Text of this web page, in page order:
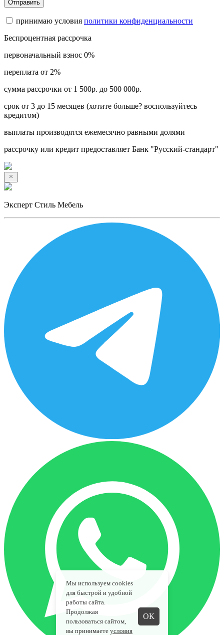
Отправить
принимаю условия политики конфиденциальности
Беспроцентная рассрочка
первоначальный взнос 0%
переплата от 2%
сумма рассрочки от 1 500р. до 500 000р.
срок от 3 до 15 месяцев (хотите больше? воспользуйтесь
кредитом)
выплаты производятся ежемесячно равными долями
рассрочку или кредит предоставляет Банк "Русский-стандарт"
Эксперт Стиль Мебель
Мы используем cookies
для быстрой и удобной
работы сайта.
Продолжая
пользоваться сайтом,
вы принимаете условия
ОК